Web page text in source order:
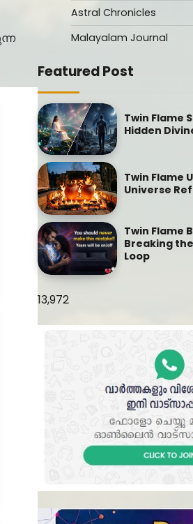
Astral Chronicles
Malayalam Journal
Featured Post
Twin Flame
Hidden
Twin Flame
Universe
Twin Flame
Breaking
Loop
13,972